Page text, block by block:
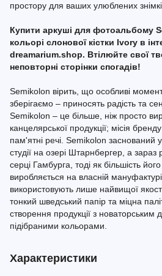
простору для ваших улюблених
Купити аркуші для фотоальбому
кольорі слонової кістки Ivory в
dreamarium.shop. Втілюйте свої
неповторні сторінки спогадів!
Semikolon вірить, що особливі
зберігаємо – приносять радість та
Semikolon – це більше, ніж просто
канцелярської продукції; місія
пам'ятні речі. Semikolon заснований
студії на озері Штарнбергер, а
серці Гамбурга, тоді як більшість
виробляється на власній
використовують лише найвищої
тонкий шведський папір та міцна
створення продукції з новаторським
підібраними кольорами.
Характеристики